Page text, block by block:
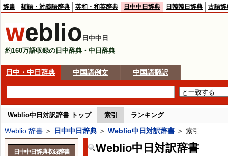
辞書 類語・対義語辞典 英和・和英辞典 日中中日辞典 日韓韓日辞典 古語辞
日中中日
約160万語収録の日中辞典・中日辞典
日中・中日辞典 中国語例文 中国語翻訳
Weblio中日対訳辞書 トップ 索引 ランキング
Weblio 辞書 ＞ 日中中日辞典 ＞ Weblio中日対訳辞書 ＞ 索引
Weblio中日対訳辞書
日中中日辞典収録辞書